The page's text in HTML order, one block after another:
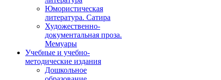
Юмористическая
литература. Сатира
Художественно-
документальная проза.
Мемуары
Учебные и учебно-
методические издания
Дошкольное